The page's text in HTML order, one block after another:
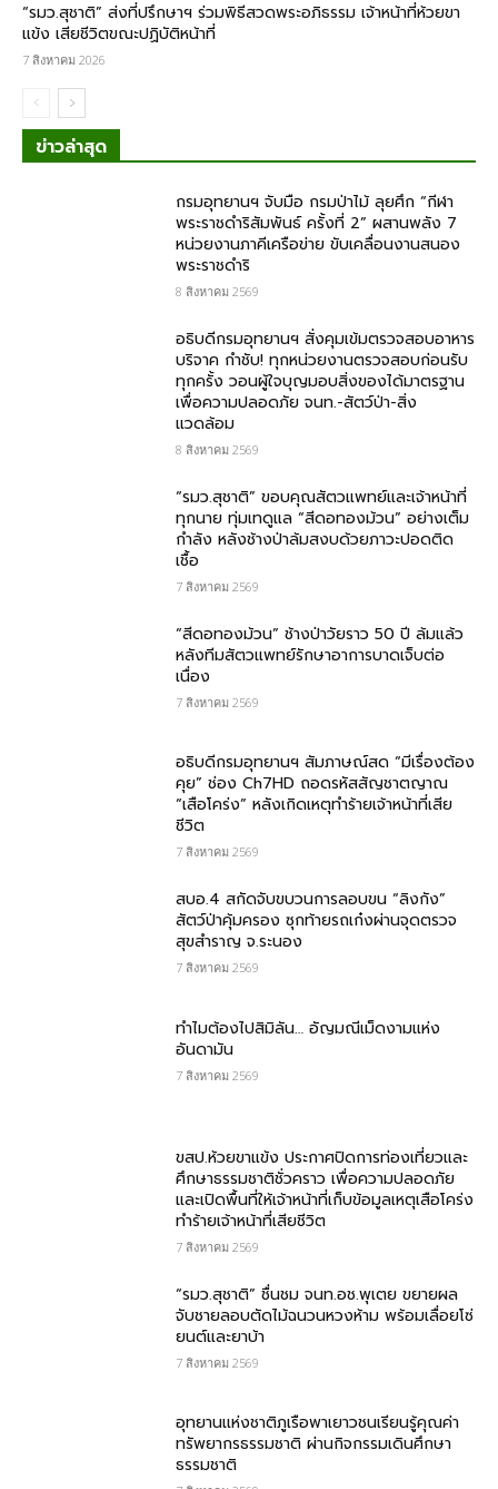
“รมว.สุชาติ” ส่งที่ปรึกษาฯ ร่วมพิธีสวดพระอภิธรรม เจ้าหน้าที่ห้วยขา
แข้ง เสียชีวิตขณะปฏิบัติหน้าที่
7 สิงหาคม 2026
ข่าวล่าสุด
กรมอุทยานฯ จับมือ กรมป่าไม้ ลุยศึก “กีฬา
พระราชดำริสัมพันธ์ ครั้งที่ 2” ผสานพลัง 7
หน่วยงานภาคีเครือข่าย ขับเคลื่อนงานสนอง
พระราชดำริ
8 สิงหาคม 2569
อธิบดีกรมอุทยานฯ สั่งคุมเข้มตรวจสอบอาหาร
บริจาค​ กำชับ! ทุกหน่วยงานตรวจสอบก่อนรับ
ทุกครั้ง วอนผู้ใจบุญมอบสิ่งของได้มาตรฐาน
เพื่อความปลอดภัย​ จนท.-สัตว์ป่า-สิ่ง
แวดล้อม
8 สิงหาคม 2569
“รมว.สุชาติ” ขอบคุณสัตวแพทย์และเจ้าหน้าที่
ทุกนาย ทุ่มเทดูแล “สีดอทองม้วน” อย่างเต็ม
กำลัง หลังช้างป่าล้มสงบด้วยภาวะปอดติด
เชื้อ
7 สิงหาคม 2569
“สีดอทองม้วน” ช้างป่าวัยราว 50 ปี ล้มแล้ว
หลังทีมสัตวแพทย์รักษาอาการบาดเจ็บต่อ
เนื่อง
7 สิงหาคม 2569
อธิบดีกรมอุทยานฯ สัมภาษณ์สด “มีเรื่องต้อง
คุย” ช่อง Ch7HD ถอดรหัสสัญชาตญาณ
“เสือโคร่ง” หลังเกิดเหตุทำร้ายเจ้าหน้าที่เสีย
ชีวิต
7 สิงหาคม 2569
สบอ.4 สกัดจับขบวนการลอบขน “ลิงกัง”
สัตว์ป่าคุ้มครอง ซุกท้ายรถเก๋งผ่านจุดตรวจ
สุขสำราญ จ.ระนอง
7 สิงหาคม 2569
ทำไมต้องไปสิมิลัน… อัญมณีเม็ดงามแห่ง
อันดามัน
7 สิงหาคม 2569
ขสป.ห้วยขาแข้ง ประกาศปิดการท่องเที่ยวและ
ศึกษาธรรมชาติชั่วคราว เพื่อความปลอดภัย
และเปิดพื้นที่ให้เจ้าหน้าที่เก็บข้อมูลเหตุเสือโคร่ง
ทำร้ายเจ้าหน้าที่เสียชีวิต
7 สิงหาคม 2569
“รมว.สุชาติ” ชื่นชม​ จนท.อช.พุเตย​ ขยายผล
จับชายลอบตัดไม้ฉนวนหวงห้าม พร้อมเลื่อยโซ่
ยนต์และยาบ้า
7 สิงหาคม 2569
อุทยานแห่งชาติภูเรือพาเยาวชนเรียนรู้คุณค่า
ทรัพยากรธรรมชาติ ผ่านกิจกรรมเดินศึกษา
ธรรมชาติ